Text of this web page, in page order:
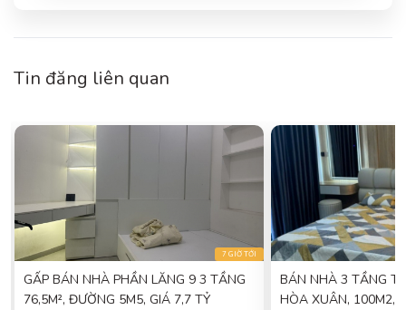
Tin đăng liên quan
7 GIỜ TỚI
GẤP BÁN NHÀ PHẦN LĂNG 9 3 TẦNG
76,5M², ĐƯỜNG 5M5, GIÁ 7,7 TỶ
BÁN NHÀ 3 TẦNG
HÒA XUÂN, 100M2,